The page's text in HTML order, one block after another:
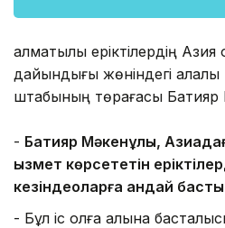
алматылық еріктілердің
дайындығы жөніндегі
штабының төрағасы Бақтияр
- Бақтияр Мәкенұлы,
қызмет көрсететін еріктілер
кезіндеоларға қандай
- Бұл іс қолға алына